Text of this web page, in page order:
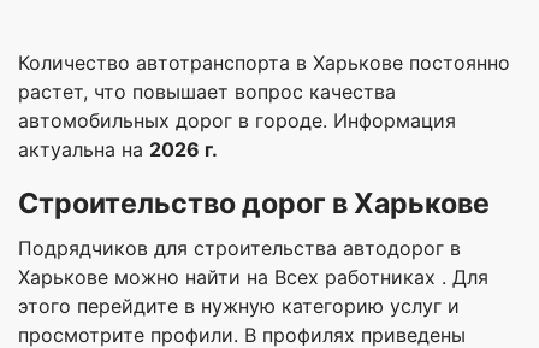
Количество автотранспорта в Харькове постоянно
растет, что повышает вопрос качества
автомобильных дорог в городе. Информация
актуальна на 2026 г.
Строительство дорог в Харькове
Подрядчиков для строительства автодорог в
Харькове можно найти на Всех работниках . Для
этого перейдите в нужную категорию услуг и
просмотрите профили. В профилях приведены